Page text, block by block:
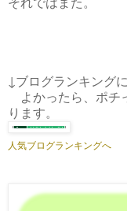
↓ブログランキング
よかったら、ポチ
ります。
人気ブログランキングへ